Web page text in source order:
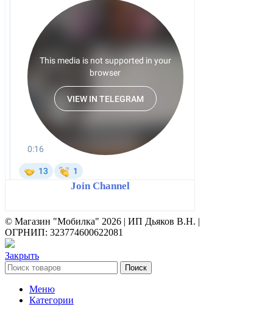
Join Channel
© Магазин "Мобилка" 2026 | ИП Дьяков В.Н. |
ОГРНИП: 323774600622081
Закрыть
Поиск
Меню
Категории